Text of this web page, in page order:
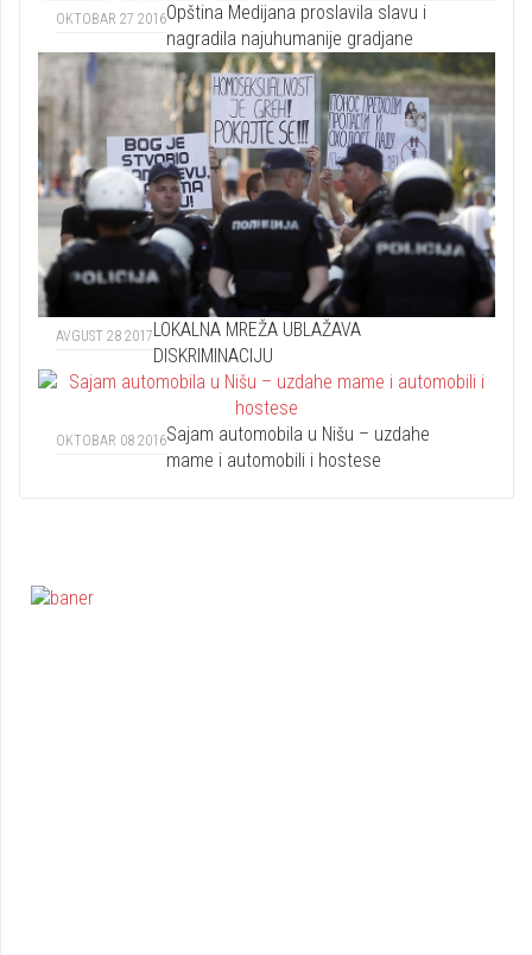
OKTOBAR 27 2016Opština Medijana proslavila slavu i
nagradila najuhumanije gradjane
AVGUST 28 2017LOKALNA MREŽA UBLAŽAVA
DISKRIMINACIJU
OKTOBAR 08 2016Sajam automobila u Nišu – uzdahe
mame i automobili i hostese